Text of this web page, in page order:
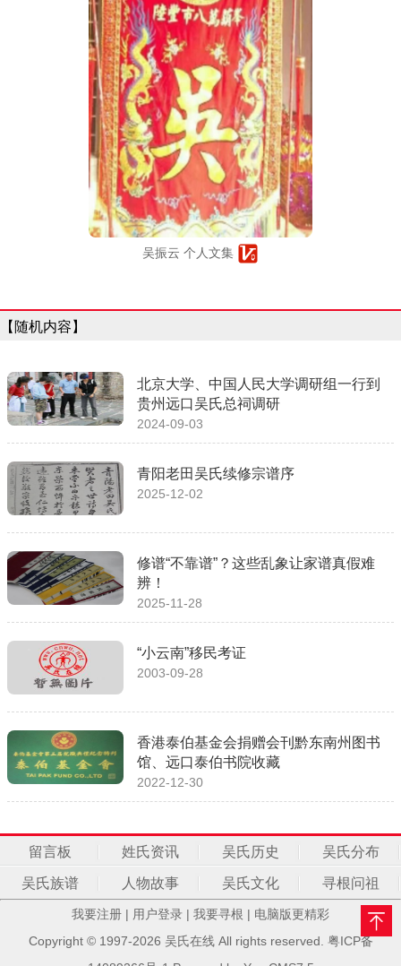
吴振云 个人文集
【随机内容】
北京大学、中国人民大学调研组一行到
贵州远口吴氏总祠调研
2024-09-03
青阳老田吴氏续修宗谱序
2025-12-02
修谱“不靠谱”？这些乱象让家谱真假难
辨！
2025-11-28
“小云南”移民考证
2003-09-28
香港泰伯基金会捐赠会刊黔东南州图书
馆、远口泰伯书院收藏
2022-12-30
留言板 姓氏资讯 吴氏历史 吴氏分布
吴氏族谱 人物故事 吴氏文化 寻根问祖
我要注册 | 用户登录 | 我要寻根 | 电脑版更精彩
Copyright © 1997-2026 吴氏在线 All rights reserved. 粤ICP备